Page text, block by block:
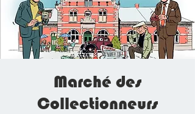
Marché des
Collectionneurs